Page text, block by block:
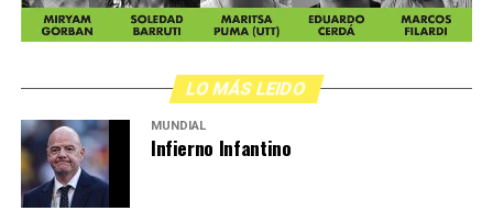
LO MÁS LEIDO
MUNDIAL
Infierno Infantino